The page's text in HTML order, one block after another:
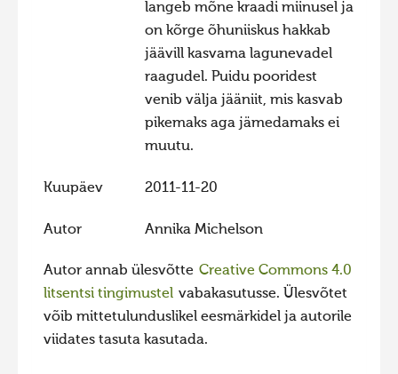
Liikuvad kuvad 2021
Hiite kuvavõistlus 2020 lisa
Liikuvad kuvad 2020
Hiite kuvavõistlus 2016
Hiite kuvavõistlus 2015
Hiite kuvavõistlus 2014
Hiite kuvavõistlus 2013
langeb mõne kraadi miinusel ja
on kõrge õhuniiskus hakkab
jäävill kasvama lagunevadel
raagudel. Puidu pooridest
venib välja jääniit, mis kasvab
pikemaks aga jämedamaks ei
muutu.
Kuupäev 2011-11-20
Autor Annika Michelson
Autor annab ülesvõtte Creative Commons 4.0
litsentsi tingimustel vabakasutusse. Ülesvõtet
võib mittetulunduslikel eesmärkidel ja autorile
viidates tasuta kasutada.